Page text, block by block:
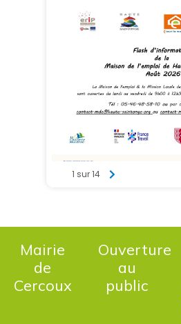
Mairie
de
Cercoux
Ouverture
au
public